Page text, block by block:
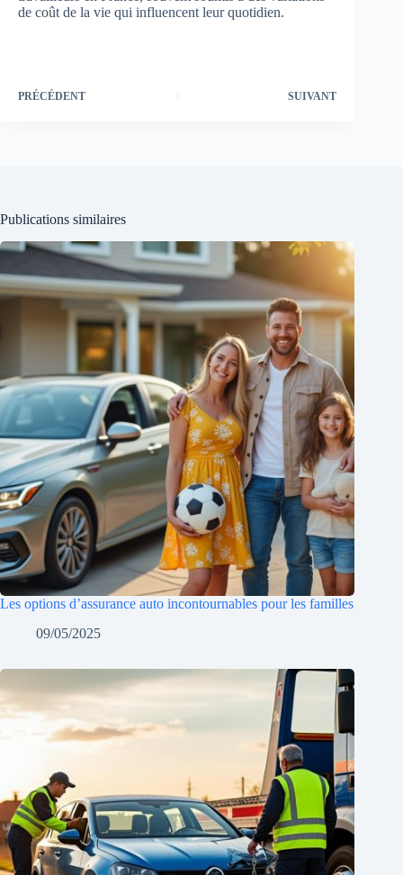
de coût de la vie qui influencent leur quotidien.
PRÉCÉDENT SUIVANT
Publications similaires
Les options d’assurance auto incontournables pour les familles
09/05/2025